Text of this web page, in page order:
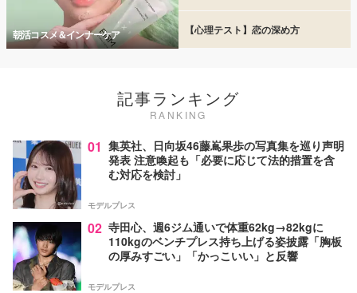
朝活コスメ＆インナーケア 【心理テスト】恋の深め方
記事ランキング
RANKING
01 集英社、日向坂46藤嶌果歩の写真集を巡り声明
発表 注意喚起も「必要に応じて法的措置を含
む対応を検討」
モデルプレス
02 寺田心、週6ジム通いで体重62kg→82kgに
110kgのベンチプレス持ち上げる姿披露「胸板
の厚みすごい」「かっこいい」と反響
モデルプレス